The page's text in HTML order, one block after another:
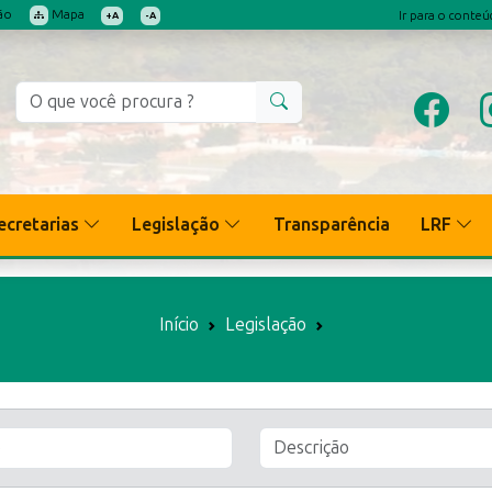
Mapa +A -A Ir para o
Legislação Transparência LRF
Início Legislação